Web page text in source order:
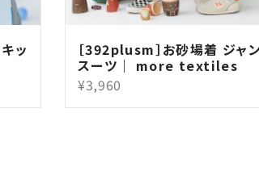
ッ
［392plusm］お砂場着 ジャ
スーツ｜ more textiles
¥3,960